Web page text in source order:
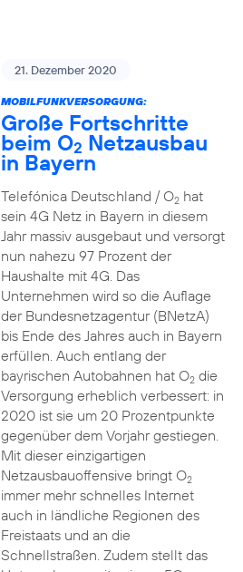
21. Dezember 2020
MOBILFUNKVERSORGUNG:
Große Fortschritte
beim O2 Netzausbau
in Bayern
Telefónica Deutschland / O2hat
sein 4G Netz in Bayern in diesem
Jahr massiv ausgebaut und versorgt
nun nahezu 97 Prozent der
Haushalte mit 4G. Das
Unternehmen wird so die Auflage
der Bundesnetzagentur (BNetzA)
bis Ende des Jahres auch in Bayern
erfüllen. Auch entlang der
bayrischen Autobahnen hat O2die
Versorgung erheblich verbessert: in
2020 ist sie um 20 Prozentpunkte
gegenüber dem Vorjahr gestiegen.
Mit dieser einzigartigen
Netzausbauoffensive bringt O2
immer mehr schnelles Internet
auch in ländliche Regionen des
Freistaats und an die
Schnellstraßen. Zudem stellt das